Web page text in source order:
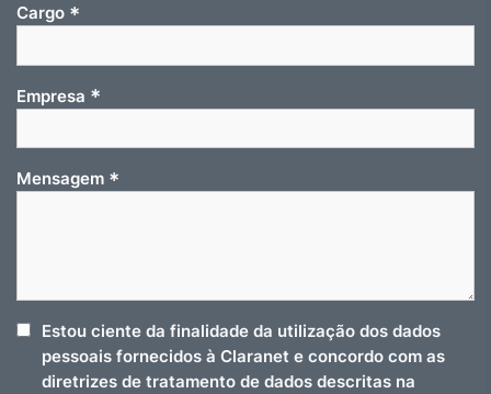
Cargo *
Empresa *
Mensagem *
Estou ciente da finalidade da utilização dos dados
pessoais fornecidos à Claranet e concordo com as
diretrizes de tratamento de dados descritas na